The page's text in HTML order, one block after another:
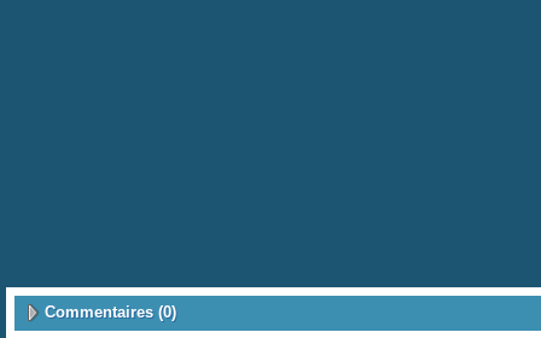
Commentaires (0)